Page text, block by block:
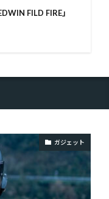
FILD FIRE」
ガジェット